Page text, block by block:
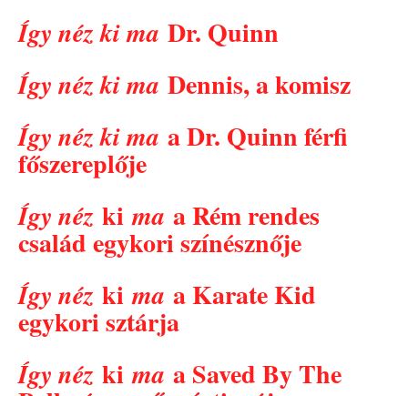
Így néz ki ma Dr. Quinn
Így néz ki ma Dennis, a komisz
Így néz ki ma a Dr. Quinn férfi
főszereplője
Így néz kima a Rém rendes
család egykori színésznője
Így néz kima a Karate Kid
egykori sztárja
Így néz kima a Saved By The